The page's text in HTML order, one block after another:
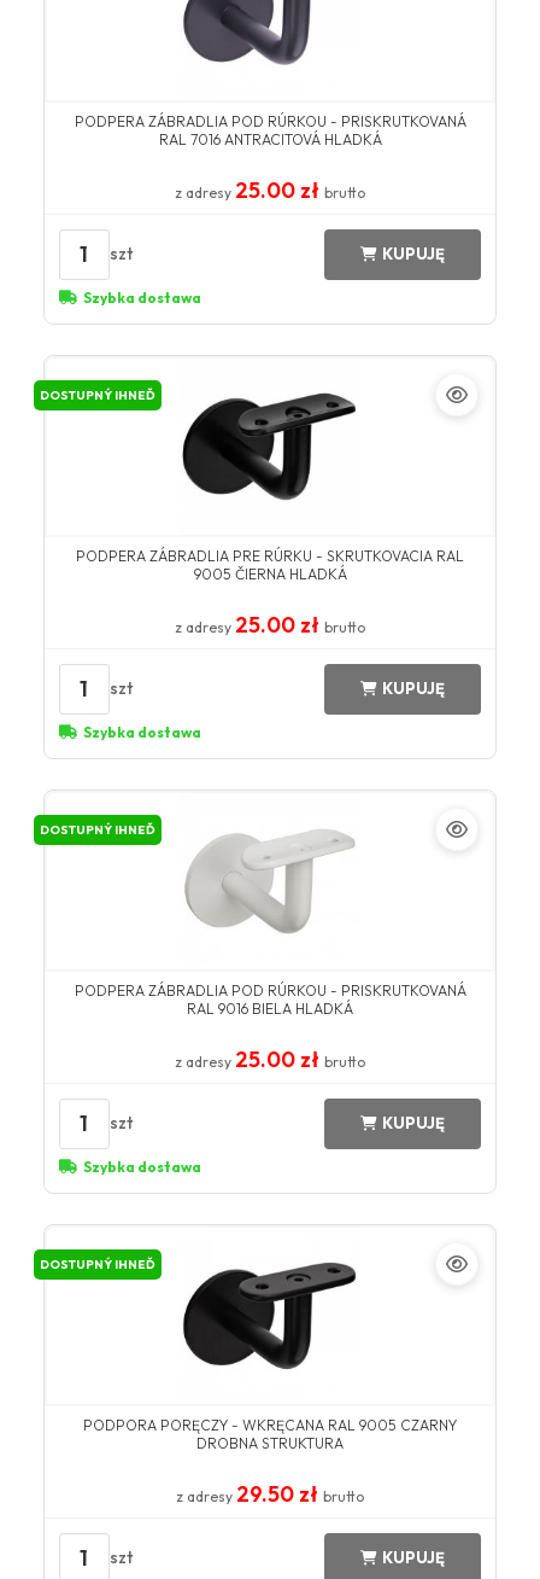
PODPERA ZÁBRADLIA POD RÚRKOU - PRISKRUTKOVANÁ
RAL 7016 ANTRACITOVÁ HLADKÁ
z adresy 25.00 zł brutto
1 szt KUPUJĘ
Szybka dostawa
DOSTUPNÝ IHNEĎ
PODPERA ZÁBRADLIA PRE RÚRKU - SKRUTKOVACIA RAL
9005 ČIERNA HLADKÁ
z adresy 25.00 zł brutto
1 szt KUPUJĘ
Szybka dostawa
DOSTUPNÝ IHNEĎ
PODPERA ZÁBRADLIA POD RÚRKOU - PRISKRUTKOVANÁ
RAL 9016 BIELA HLADKÁ
z adresy 25.00 zł brutto
1 szt KUPUJĘ
Szybka dostawa
DOSTUPNÝ IHNEĎ
PODPORA PORĘCZY - WKRĘCANA RAL 9005 CZARNY
DROBNA STRUKTURA
z adresy 29.50 zł brutto
1 szt KUPUJĘ